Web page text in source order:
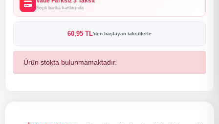
Seçili banka kartlarında
60,95 TL'den başlayan taksitlerle
Ürün stokta bulunmamaktadır.